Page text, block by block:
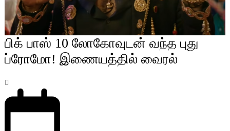
பிக் பாஸ் 10 லோகோவுடன் வந்த புது
ப்ரோமோ! இணையத்தில் வைரல்